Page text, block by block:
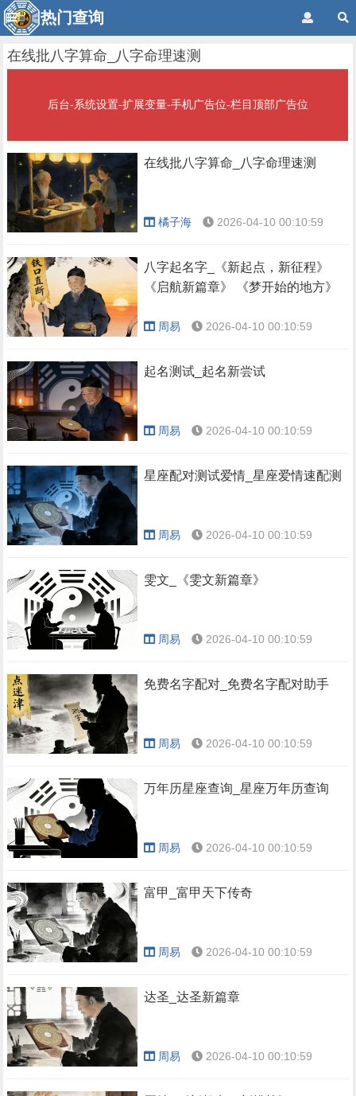
热门查询
在线批八字算命_八字命理速测
后台-系统设置-扩展变量-手机广告位-栏目顶部广告位
在线批八字算命_八字命理速测
橘子海 2026-04-10 00:10:59
八字起名字_《新起点，新征程》
《启航新篇章》 《梦开始的地方》
周易 2026-04-10 00:10:59
起名测试_起名新尝试
周易 2026-04-10 00:10:59
星座配对测试爱情_星座爱情速配测
周易 2026-04-10 00:10:59
雯文_《雯文新篇章》
周易 2026-04-10 00:10:59
免费名字配对_免费名字配对助手
周易 2026-04-10 00:10:59
万年历星座查询_星座万年历查询
周易 2026-04-10 00:10:59
富甲_富甲天下传奇
周易 2026-04-10 00:10:59
达圣_达圣新篇章
周易 2026-04-10 00:10:59